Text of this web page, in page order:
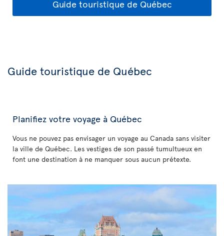
Guide touristique de Québec
Guide touristique de Québec
Planifiez votre voyage à Québec
Vous ne pouvez pas envisager un voyage au Canada sans visiter
la ville de Québec. Les vestiges de son passé tumultueux en
font une destination à ne manquer sous aucun prétexte.